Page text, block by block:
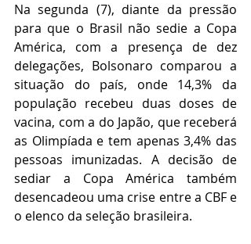
Na segunda (7), diante da pressão
para que o Brasil não sedie a Copa
América, com a presença de dez
delegações, Bolsonaro comparou a
situação do país, onde 14,3% da
população recebeu duas doses de
vacina, com a do Japão, que receberá
as Olimpíada e tem apenas 3,4% das
pessoas imunizadas. A decisão de
sediar a Copa América também
desencadeou uma crise entre a CBF e
o elenco da seleção brasileira.